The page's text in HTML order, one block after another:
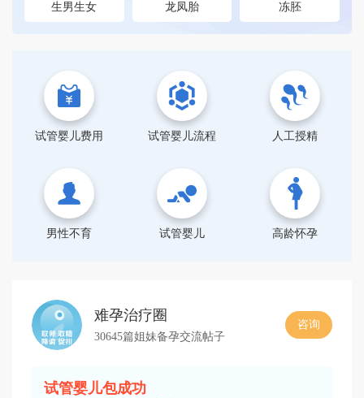
生男生女 龙凤胎 冻胚
试管婴儿费用 试管婴儿流程 人工授精
男性不育 试管婴儿 高龄怀孕
难孕治疗圈
30645篇姐妹备孕交流帖子
咨询
试管婴儿包成功